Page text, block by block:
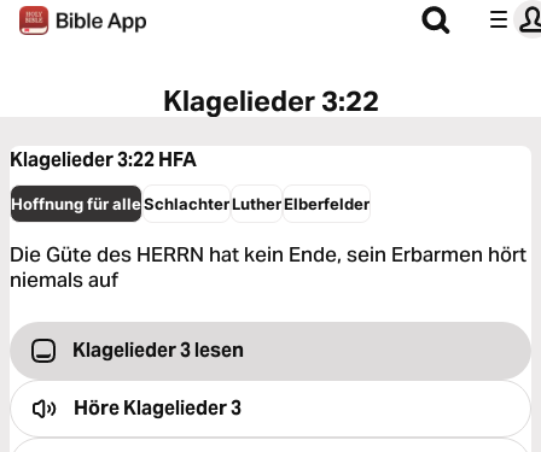
Klagelieder 3:22
Klagelieder 3:22HFA
Hoffnung für alleSchlachterLutherElberfelder
Die Güte des HERRN hat kein Ende, sein Erbarmen hört
niemals auf
Klagelieder 3 lesen
HöreKlagelieder 3